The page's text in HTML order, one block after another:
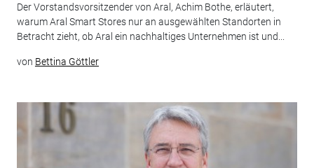
Der Vorstandsvorsitzender von Aral, Achim Bothe, erläutert,
warum Aral Smart Stores nur an ausgewählten Standorten in
Betracht zieht, ob Aral ein nachhaltiges Unternehmen ist und...
von Bettina Göttler